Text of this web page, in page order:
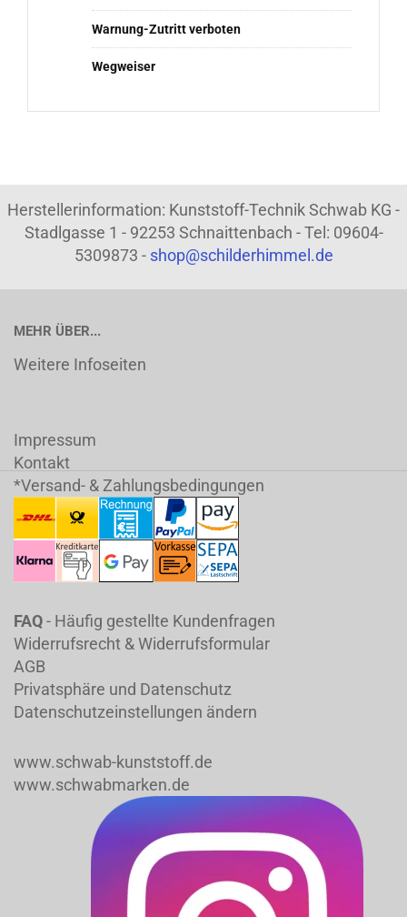
Warnung-Zutritt verboten
Wegweiser
Herstellerinformation: Kunststoff-Technik Schwab KG -
Stadlgasse 1 - 92253 Schnaittenbach - Tel: 09604-
5309873 - shop@schilderhimmel.de
MEHR ÜBER...
Weitere Infoseiten
Impressum
Kontakt
*Versand- & Zahlungsbedingungen
FAQ- Häufig gestellte Kundenfragen
Widerrufsrecht & Widerrufsformular
AGB
Privatsphäre und Datenschutz
Datenschutzeinstellungen ändern
www.schwab-kunststoff.de
www.schwabmarken.de